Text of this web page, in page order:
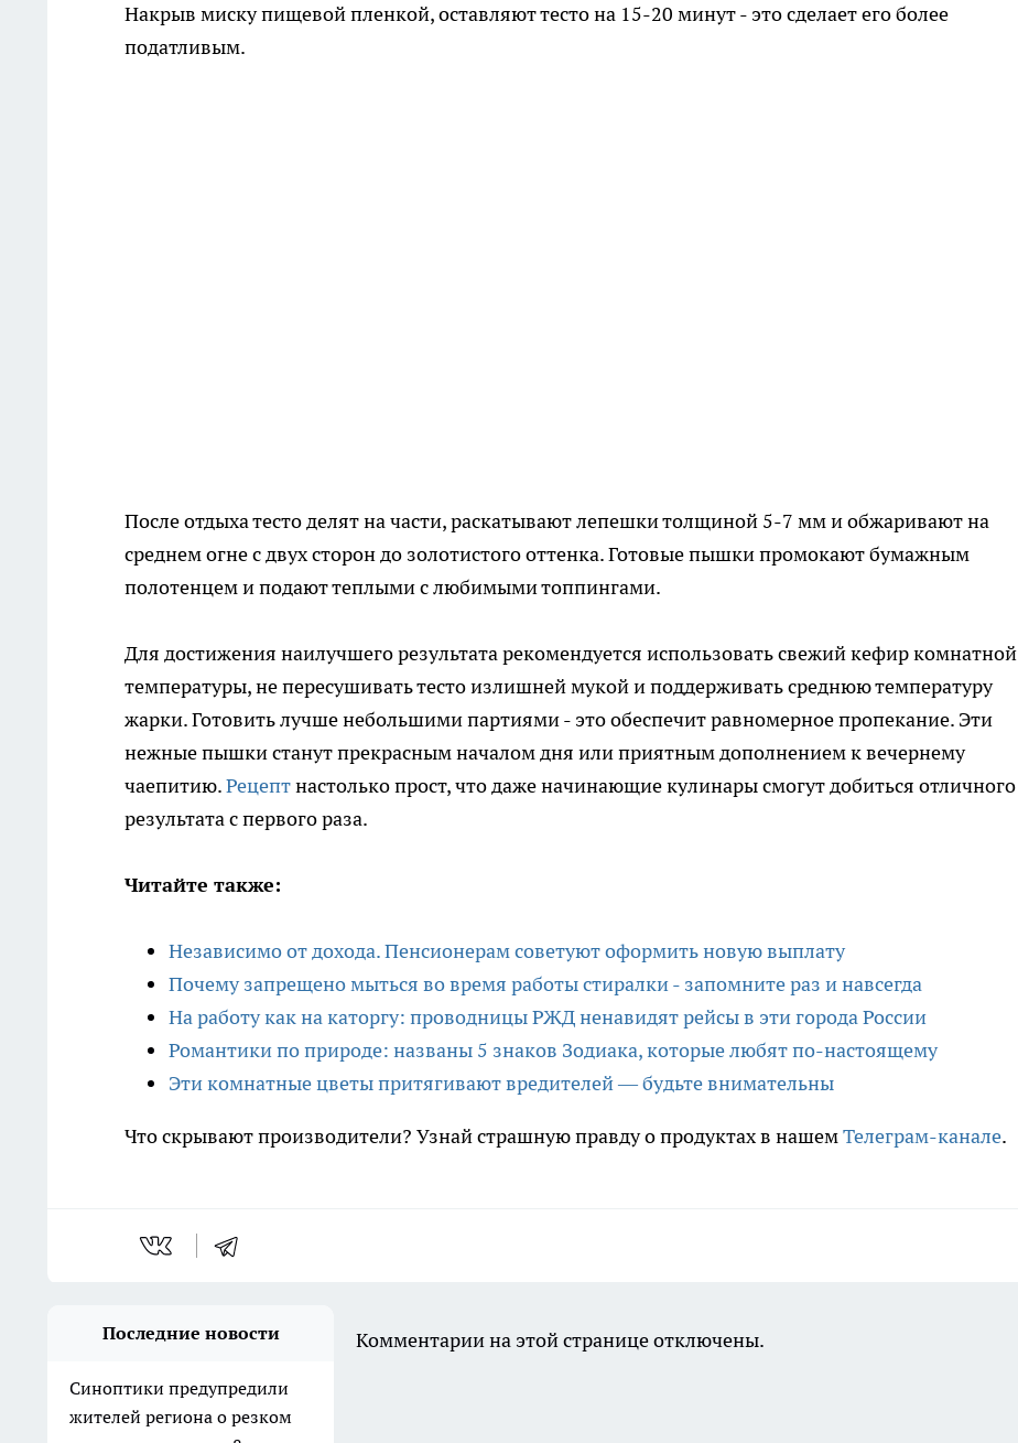
Накрыв миску пищевой пленкой, оставляют тесто на 15-20 минут - это сделает его более
податливым.
После отдыха тесто делят на части, раскатывают лепешки толщиной 5-7 мм и обжаривают на
среднем огне с двух сторон до золотистого оттенка. Готовые пышки промокают бумажным
полотенцем и подают теплыми с любимыми топпингами.
Для достижения наилучшего результата рекомендуется использовать свежий кефир комнатной
температуры, не пересушивать тесто излишней мукой и поддерживать среднюю температуру
жарки. Готовить лучше небольшими партиями - это обеспечит равномерное пропекание. Эти
нежные пышки станут прекрасным началом дня или приятным дополнением к вечернему
чаепитию.Рецептнастолько прост, что даже начинающие кулинары смогут добиться отличного
результата с первого раза.
Читайте также:
Независимо от дохода. Пенсионерам советуют оформить новую выплату
Почему запрещено мыться во время работы стиралки - запомните раз и навсегда
На работу как на каторгу: проводницы РЖД ненавидят рейсы в эти города России
Романтики по природе: названы 5 знаков Зодиака, которые любят по-настоящему
Эти комнатные цветы притягивают вредителей — будьте внимательны
Что скрывают производители? Узнай страшную правду о продуктах в нашемТелеграм-канале.
Последние новости
Синоптики предупредили
жителей региона о резком
Комментарии на этой странице отключены.